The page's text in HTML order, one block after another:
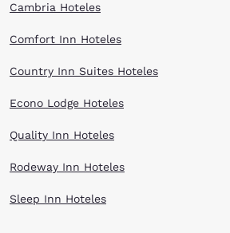
Cambria Hoteles
Comfort Inn Hoteles
Country Inn Suites Hoteles
Econo Lodge Hoteles
Quality Inn Hoteles
Rodeway Inn Hoteles
Sleep Inn Hoteles